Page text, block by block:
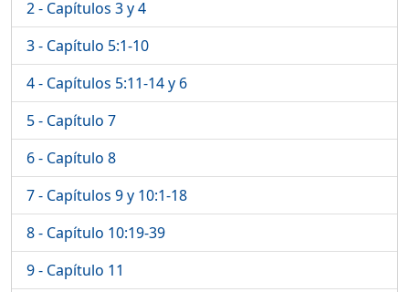
2 - Capítulos 3 y 4
3 - Capítulo 5:1-10
4 - Capítulos 5:11-14 y 6
5 - Capítulo 7
6 - Capítulo 8
7 - Capítulos 9 y 10:1-18
8 - Capítulo 10:19-39
9 - Capítulo 11